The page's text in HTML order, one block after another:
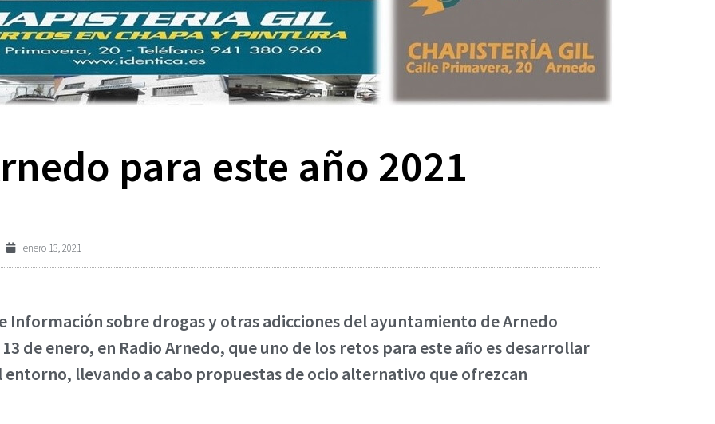
para este año 2021
enero 13, 2021
Información sobre drogas y otras adicciones del ayuntamiento de Arnedo
de enero, en Radio Arnedo, que uno de los retos para este año es desarrollar
llevando a cabo propuestas de ocio alternativo que ofrezcan